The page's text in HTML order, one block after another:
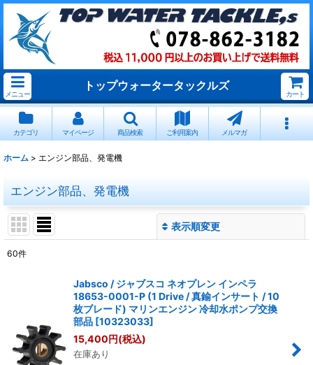
メニュー
トップウォータータックルズ
カート
カテゴリ マイページ 商品検索 ご利用案内 メルマガ
ホーム > エンジン部品、発電機
エンジン部品、発電機
表示順変更
並び順:
60件
Jabsco / ジャブスコ ネオプレン インペラ
18653-0001-P (1 Drive / 真鍮インサート / 10
枚ブレード) マリンエンジン 冷却水ポンプ交換
部品 [10323033]
15,400円(税込)
在庫あり